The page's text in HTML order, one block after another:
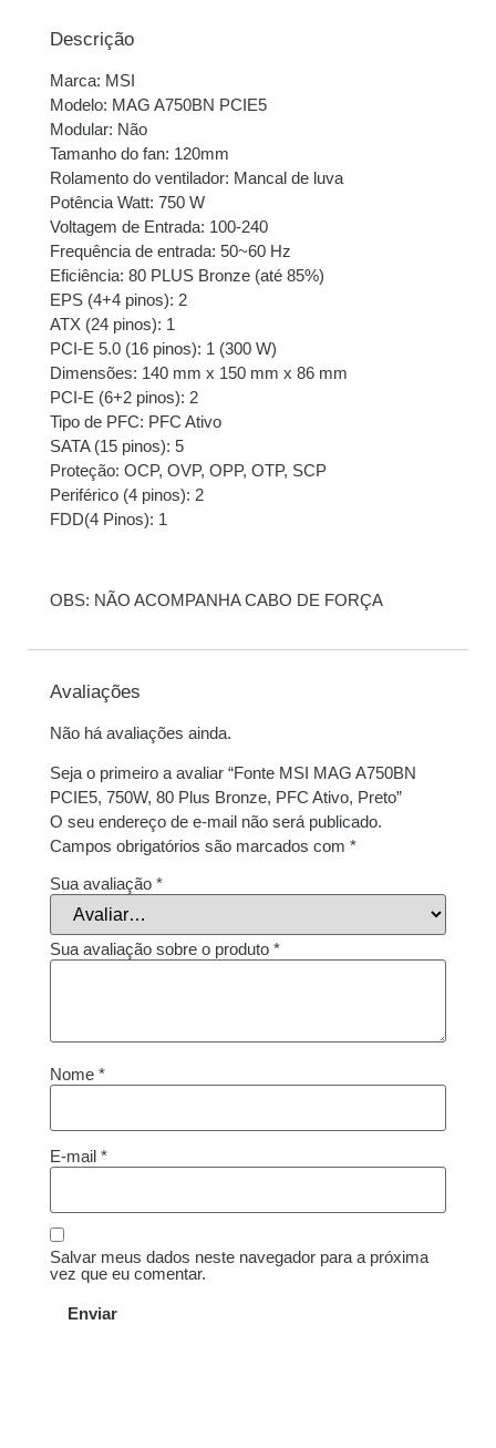
juros
3x deR$
juros
4x de R$ 143,21com
juros
5x de R$ 114,91com
juros
6x deR$ 96,33
juros
7x de R$83,38 com
juros
8x de R$73,37com
juros
R$
11x deR$
12x deR$50,59com
juros
R$607,08
Descrição
Marca: MSI
Modelo: MAG A750BN PCIE5
Modular: Não
Tamanho do fan: 120mm
Rolamento do ventilador: Mancal de luva
Potência Watt: 750 W
Voltagem de Entrada: 100-240
Frequência de entrada: 50~60 Hz
Eficiência: 80 PLUS Bronze (até 85%)
EPS (4+4 pinos): 2
ATX (24 pinos): 1
PCI-E 5.0 (16 pinos): 1 (300 W)
Dimensões: 140 mm x 150 mm x 86 mm
PCI-E (6+2 pinos): 2
Tipo de PFC: PFC Ativo
SATA (15 pinos): 5
Proteção: OCP, OVP, OPP, OTP, SCP
Periférico (4 pinos): 2
FDD(4 Pinos): 1
OBS: NÃO ACOMPANHA CABO DE FORÇA
Avaliações
Não há avaliações ainda.
Seja o primeiro a avaliar “Fonte MSI MAG A750BN
PCIE5, 750W, 80 Plus Bronze, PFC Ativo, Preto”
O seu endereço de e-mail não será publicado.
Campos obrigatórios são marcados com *
Sua avaliação *
Sua avaliação sobre o produto *
Nome *
E-mail *
Salvar meus dados neste navegador para a próxima
vez que eu comentar.